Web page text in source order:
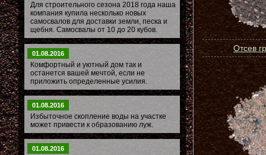
Отсев
Для строительного сезона 2018 года наша
компания купила несколько новых
самосвалов для доставки земли, песка и
щебня. Самосвалы от 10 до 20 кубов.
01.08.2016
Комфортный и уютный дом так и
останется вашей мечтой, если не
приложить определенные усилия.
01.08.2016
Избыточное скопление воды на участке
может привести к образованию луж.
01.08.2016